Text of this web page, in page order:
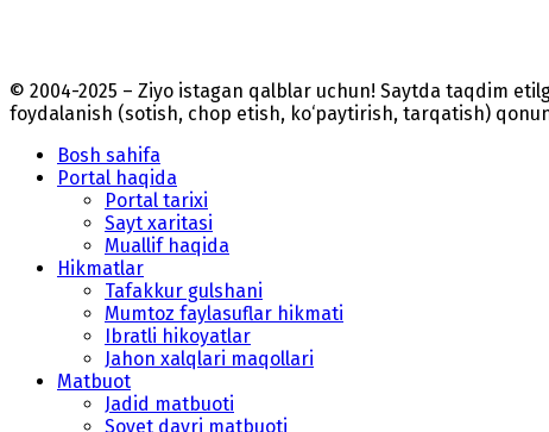
© 2004-2025 – Ziyo istagan qalblar uchun! Saytda taqdim
foydalanish (sotish, chop etish, ko‘paytirish, tarqatish)
Bosh sahifa
Portal haqida
Portal tarixi
Sayt xaritasi
Muallif haqida
Hikmatlar
Tafakkur gulshani
Mumtoz faylasuflar hikmati
Ibratli hikoyatlar
Jahon xalqlari maqollari
Matbuot
Jadid matbuoti
Sovet davri matbuoti